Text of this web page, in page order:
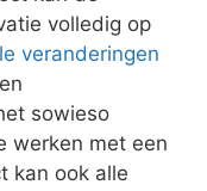
volledig op
veranderingen
sowieso
werken met een
kan ook alle